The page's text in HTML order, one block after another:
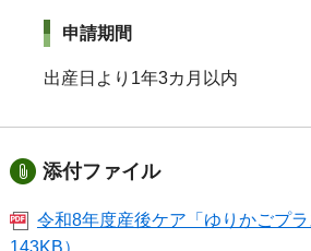
申請期間
出産日より1年3カ月以内
添付ファイル
令和8年度産後ケア「ゆりかごプ
143KB）